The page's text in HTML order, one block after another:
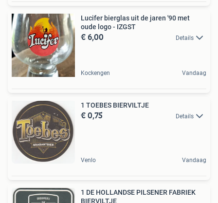
Lucifer bierglas uit de jaren '90 met
oude logo - IZGST
€ 6,00 Details
Kockengen Vandaag
1 TOEBES BIERVILTJE
€ 0,75 Details
Venlo Vandaag
1 DE HOLLANDSE PILSENER FABRIEK
BIERVILTJE